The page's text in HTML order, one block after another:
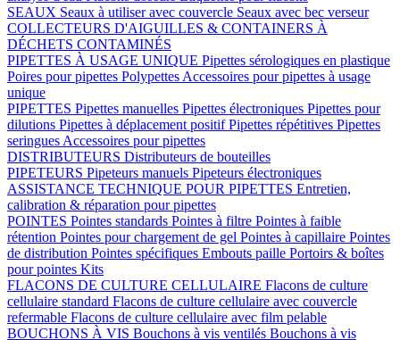
SEAUX Seaux à utiliser avec couvercle Seaux avec bec verseur
COLLECTEURS D'AIGUILLES & CONTAINERS À
DÉCHETS CONTAMINÉS
PIPETTES À USAGE UNIQUE Pipettes sérologiques en plastique
Poires pour pipettes Polypettes Accessoires pour pipettes à usage
unique
PIPETTES Pipettes manuelles Pipettes électroniques Pipettes pour
dilutions Pipettes à déplacement positifPipettes répétitives Pipettes
seringues Accessoires pour pipettes
DISTRIBUTEURS Distributeurs de bouteilles
PIPETEURS Pipeteurs manuels Pipeteurs électroniques
ASSISTANCE TECHNIQUE POUR PIPETTES Entretien,
calibration & réparation pour pipettes
POINTES Pointes standards Pointes à filtre Pointes à faible
rétention Pointes pour chargement de gel Pointes à capillaire Pointes
de distribution Pointes spécifiques Embouts paille Portoirs & boîtes
pour pointes Kits
FLACONS DE CULTURE CELLULAIRE Flacons de culture
cellulaire standard Flacons de culture cellulaire avec couvercle
refermable Flacons de culture cellulaire avec film pelable
BOUCHONS À VIS Bouchons à vis ventilés Bouchons à vis